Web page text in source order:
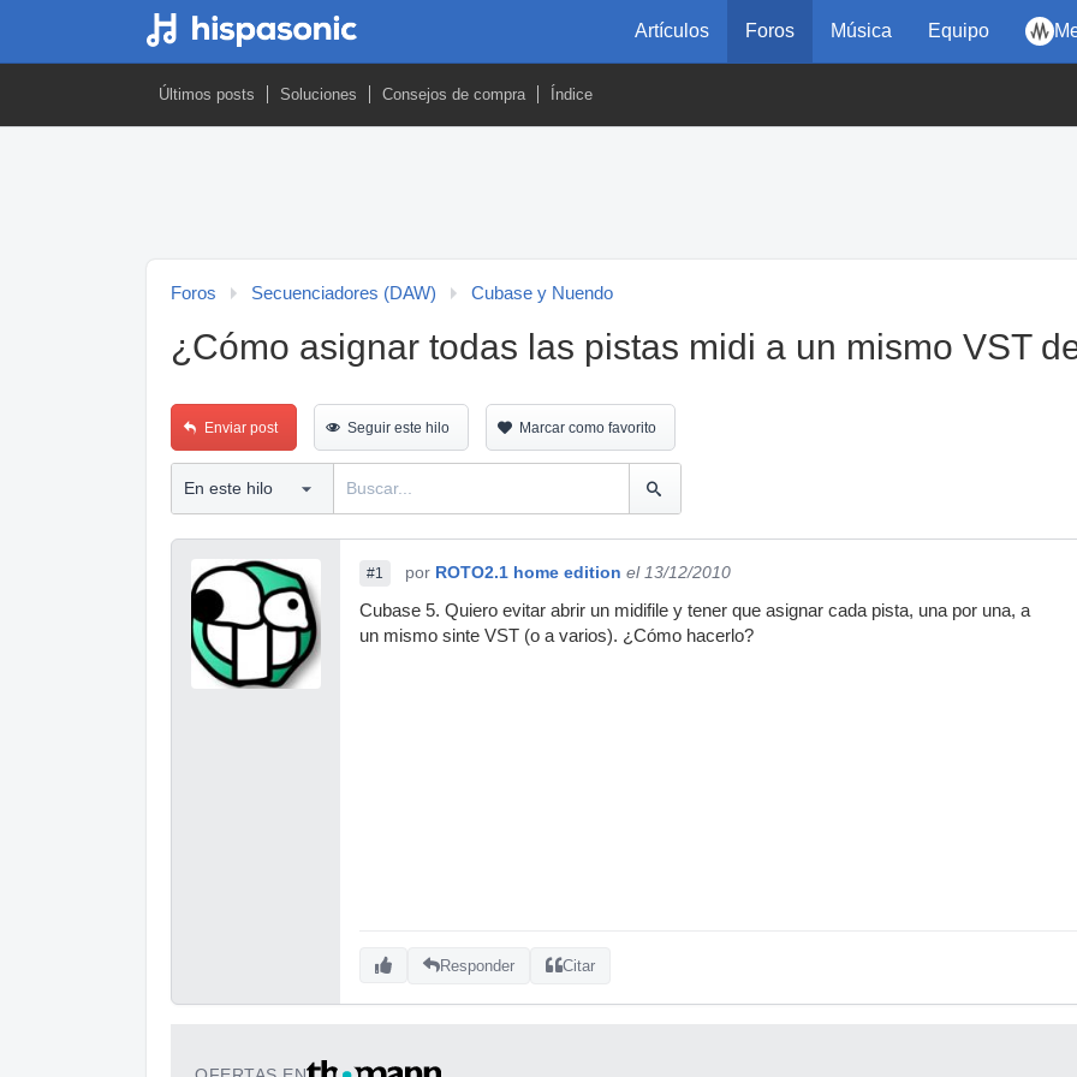
Artículos Foros Música Equipo
Últimos posts Soluciones Consejos de compra Índice
Foros Secuenciadores (DAW) Cubase y Nuendo
¿Cómo asignar todas las pistas midi a un mismo VST
Enviar post Seguir este hilo Marcar como favorito
#1 por ROTO2.1 home edition el 13/12/2010
Cubase 5. Quiero evitar abrir un midifile y tener que asignar cada pista, una por una, a
un mismo sinte VST (o a varios). ¿Cómo hacerlo?
Responder Citar